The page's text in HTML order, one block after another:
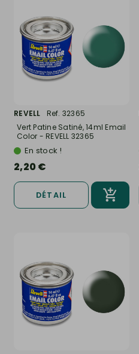
REVELL
Ref. 32365
Vert Patine Satiné, 14ml Email
Color - REVELL 32365
En stock !
2,20 €
DÉTAIL